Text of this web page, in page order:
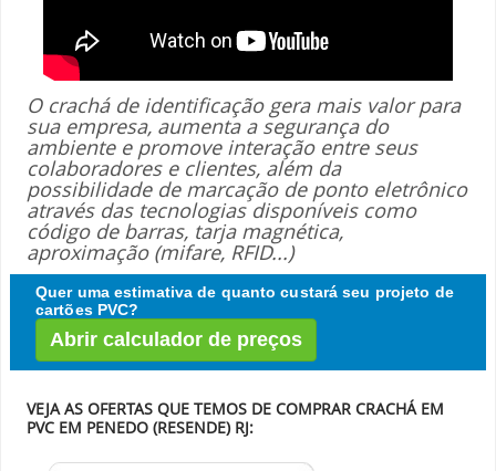
O crachá de identificação gera mais valor para
sua empresa, aumenta a segurança do
ambiente e promove interação entre seus
colaboradores e clientes, além da
possibilidade de marcação de ponto eletrônico
através das tecnologias disponíveis como
código de barras, tarja magnética,
aproximação (mifare, RFID...)
Quer uma estimativa de quanto custará seu projeto de
cartões PVC?
Abrir calculador de preços
VEJA AS OFERTAS QUE TEMOS DE COMPRAR CRACHÁ EM
PVC EM PENEDO (RESENDE) RJ: